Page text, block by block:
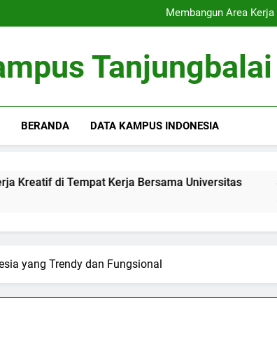
Membangun Area
Signifikansi Cinta
Membangun Area
Signifikansi Cinta
Tanjungbalai
BERANDA DATA KAMPUS INDONESIA
Kerja Bersama Universitas Signifikansi
yang Trendy dan Fungsional